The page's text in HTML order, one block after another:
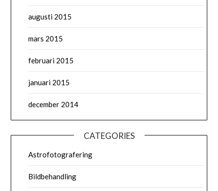
augusti 2015
mars 2015
februari 2015
januari 2015
december 2014
CATEGORIES
Astrofotografering
Bildbehandling